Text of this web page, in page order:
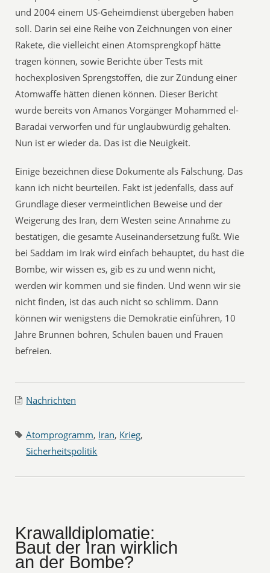
und 2004 einem US-Geheimdienst übergeben haben
soll. Darin sei eine Reihe von Zeichnungen von einer
Rakete, die vielleicht einen Atomsprengkopf hätte
tragen können, sowie Berichte über Tests mit
hochexplosiven Sprengstoffen, die zur Zündung einer
Atomwaffe hätten dienen können. Dieser Bericht
wurde bereits von Amanos Vorgänger Mohammed el-
Baradai verworfen und für unglaubwürdig gehalten.
Nun ist er wieder da. Das ist die Neuigkeit.
Einige bezeichnen diese Dokumente als Fälschung. Das
kann ich nicht beurteilen. Fakt ist jedenfalls, dass auf
Grundlage dieser vermeintlichen Beweise und der
Weigerung des Iran, dem Westen seine Annahme zu
bestätigen, die gesamte Auseinandersetzung fußt. Wie
bei Saddam im Irak wird einfach behauptet, du hast die
Bombe, wir wissen es, gib es zu und wenn nicht,
werden wir kommen und sie finden. Und wenn wir sie
nicht finden, ist das auch nicht so schlimm. Dann
können wir wenigstens die Demokratie einführen, 10
Jahre Brunnen bohren, Schulen bauen und Frauen
befreien.
Nachrichten
Atomprogramm, Iran, Krieg,
Sicherheitspolitik
Krawalldiplomatie:
Baut der Iran wirklich
an der Bombe?